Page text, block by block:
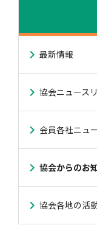
最新情報
協会ニュース
会員各社ニュ
協会からのお
協会各地の活